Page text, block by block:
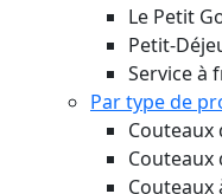
Le Petit
Petit-
Service à
Par type de
Couteaux
Couteaux
Couteaux